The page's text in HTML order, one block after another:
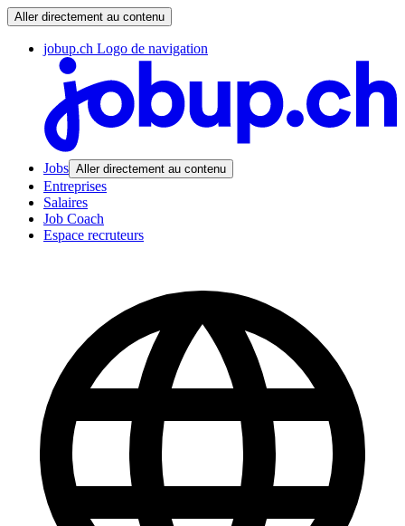
Aller directement au contenu
jobup.ch Logo de navigation
Jobs Aller directement au contenu
Entreprises
Salaires
Job Coach
Espace recruteurs